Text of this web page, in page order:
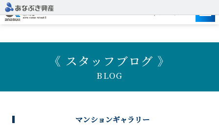
《 スタッフブログ 》
BLOG
マンションギャラリー